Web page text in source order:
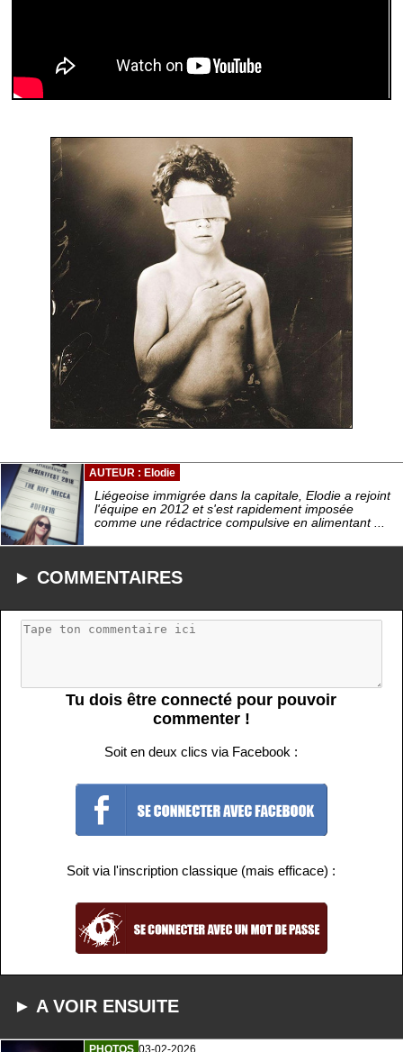
AUTEUR : Elodie
Liégeoise immigrée dans la capitale, Elodie a rejoint
l'équipe en 2012 et s'est rapidement imposée
comme une rédactrice compulsive en alimentant ...
► COMMENTAIRES
Tu dois être connecté pour pouvoir
commenter !
Soit en deux clics via Facebook :
Soit via l'inscription classique (mais efficace) :
► A VOIR ENSUITE
PHOTOS 03-02-2026